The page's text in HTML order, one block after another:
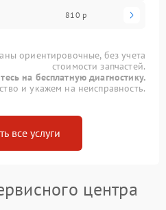
810 р
ориентировочные, без учета
стоимости запчастей.
на бесплатную диагностику.
и укажем на неисправность.
все услуги
центра